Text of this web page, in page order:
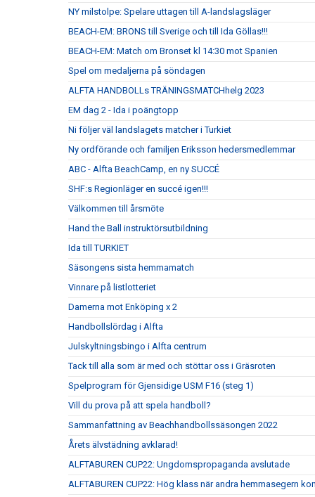
NY milstolpe: Spelare uttagen till A-landslagsläger
BEACH-EM: BRONS till Sverige och till Ida Göllas!!!
BEACH-EM: Match om Bronset kl 14:30 mot Spanien
Spel om medaljerna på söndagen
ALFTA HANDBOLLs TRÄNINGSMATCHhelg 2023
EM dag 2 - Ida i poängtopp
Ni följer väl landslagets matcher i Turkiet
Ny ordförande och familjen Eriksson hedersmedlemmar
ABC - Alfta BeachCamp, en ny SUCCÉ
SHF:s Regionläger en succé igen!!!
Välkommen till årsmöte
Hand the Ball instruktörsutbildning
Ida till TURKIET
Säsongens sista hemmamatch
Vinnare på listlotteriet
Damerna mot Enköping x 2
Handbollslördag i Alfta
Julskyltningsbingo i Alfta centrum
Tack till alla som är med och stöttar oss i Gräsroten
Spelprogram för Gjensidige USM F16 (steg 1)
Vill du prova på att spela handboll?
Sammanfattning av Beachhandbollssäsongen 2022
Årets älvstädning avklarad!
ALFTABUREN CUP22: Ungdomspropaganda avslutade
ALFTABUREN CUP22: Hög klass när andra hemmasegern